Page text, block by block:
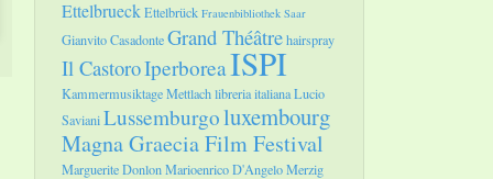
EttelbrueckEttelbrück Frauenbibliothek Saar
Gianvito CasadonteGrand Théâtrehairspray
Il CastoroIperboreaISPI
Kammermusiktage Mettlachlibreria italianaLucio
SavianiLussemburgoluxembourg
Magna Graecia Film Festival
Marguerite DonlonMarioenrico D'AngeloMerzig